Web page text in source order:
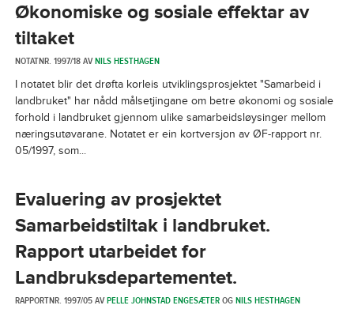
Økonomiske og sosiale effektar av
tiltaket
NOTATNR. 1997/18 AVNILS HESTHAGEN
I notatet blir det drøfta korleis utviklingsprosjektet "Samarbeid i
landbruket" har nådd målsetjingane om betre økonomi og sosiale
forhold i landbruket gjennom ulike samarbeidsløysinger mellom
næringsutøvarane. Notatet er ein kortversjon av ØF-rapport nr.
05/1997, som...
Evaluering av prosjektet
Samarbeidstiltak i landbruket.
Rapport utarbeidet for
Landbruksdepartementet.
RAPPORTNR. 1997/05 AVPELLE JOHNSTAD ENGESÆTEROGNILS HESTHAGEN